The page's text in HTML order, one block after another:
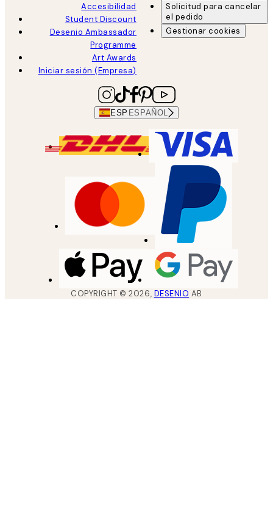
Accesibilidad
Student Discount
Desenio Ambassador
Programme
Art Awards
Iniciar sesión (Empresa)
Solicitud para cancelar
el pedido
Gestionar cookies
ESP ESPAÑOL
COPYRIGHT ©2026, DESENIO AB